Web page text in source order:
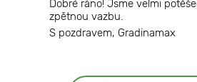
Dobré ráno! Jsme velmi
zpětnou vazbu.
S pozdravem, Gradinamax